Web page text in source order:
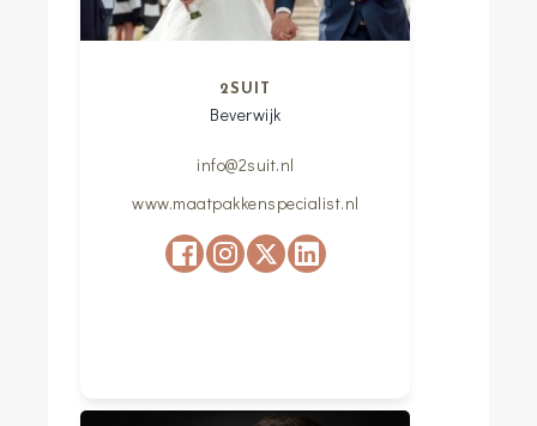
2SUIT
Beverwijk
info@2suit.nl
www.maatpakkenspecialist.nl